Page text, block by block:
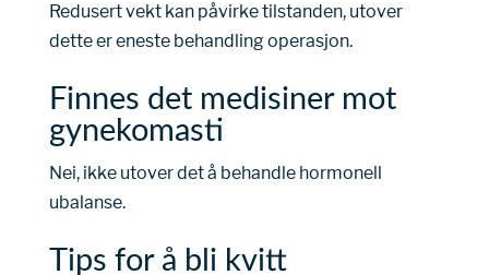
Redusert vekt kan påvirke tilstanden, utover
dette er eneste behandling operasjon.
Finnes det medisiner mot
gynekomasti
Nei, ikke utover det å behandle hormonell
ubalanse.
Tips for å bli kvitt